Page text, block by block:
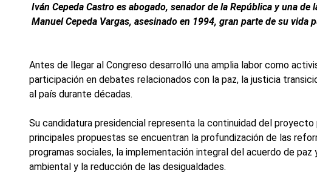
Iván Cepeda Castro es abogado, senador de la República y una
Manuel Cepeda Vargas, asesinado en 1994, gran parte de su
Antes de llegar al Congreso desarrolló una amplia labor como
participación en debates relacionados con la paz, la justicia
al país durante décadas.
Su candidatura presidencial representa la continuidad del
principales propuestas se encuentran la profundización de las
programas sociales, la implementación integral del acuerdo de
ambiental y la reducción de las desigualdades.